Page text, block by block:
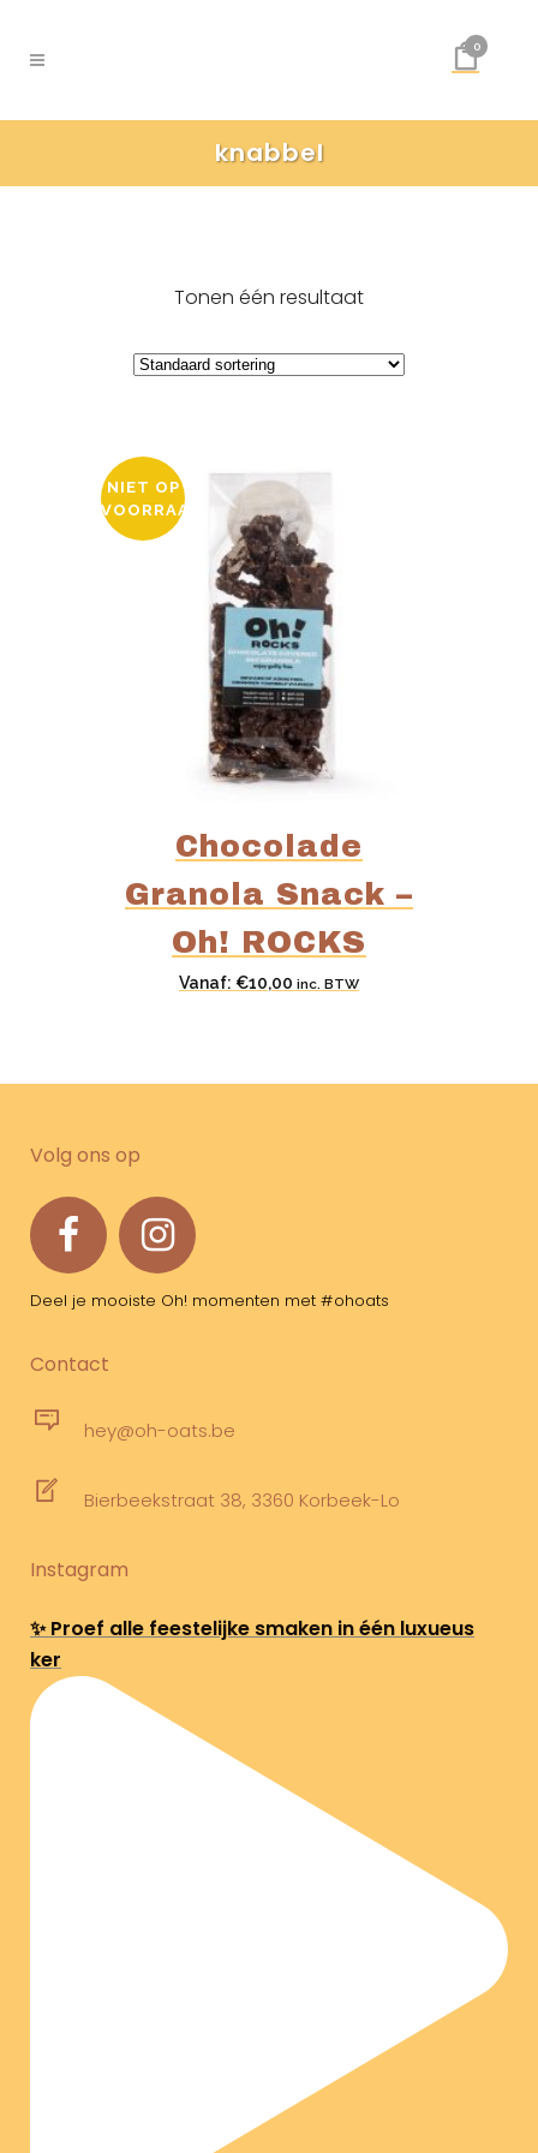
0
knabbel
Tonen één resultaat
NIET OP
VOORRAAD
Chocolade
Granola Snack –
Oh! ROCKS
Vanaf: €10,00 inc. BTW
Volg ons op
Deel je mooiste Oh! momenten met #ohoats
Contact
hey@oh-oats.be
Bierbeekstraat 38, 3360 Korbeek-Lo
Instagram
✨ Proef alle feestelijke smaken in één luxueus
ker